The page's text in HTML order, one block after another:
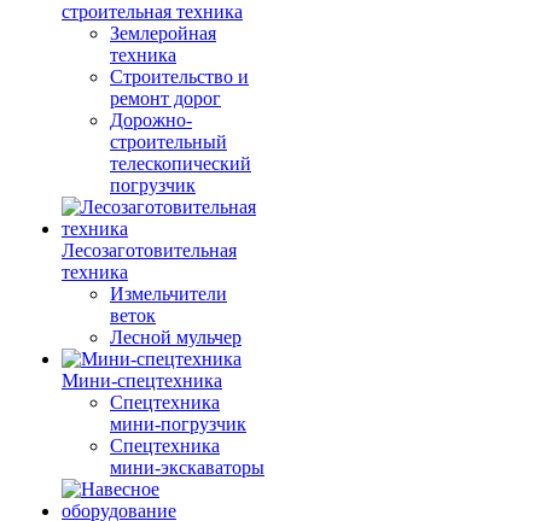
строительная техника
Землеройная
техника
Строительство и
ремонт дорог
Дорожно-
строительный
телескопический
погрузчик
Лесозаготовительная
техника
Измельчители
веток
Лесной мульчер
Мини-спецтехника
Спецтехника
мини-погрузчик
Спецтехника
мини-экскаваторы